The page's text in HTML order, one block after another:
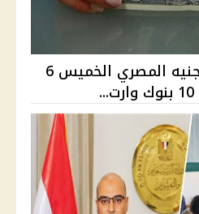
سعر الدولار مقابل الجنيه المصري الخميس 6